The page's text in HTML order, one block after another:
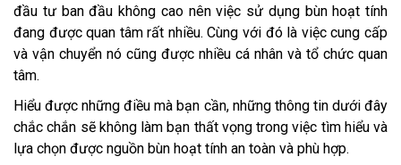
đầu tư ban đầu không cao nên việc sử dụng bùn hoạt tính
đang được quan tâm rất nhiều. Cùng với đó là việc cung cấp
và vận chuyển nó cũng được nhiều cá nhân và tổ chức quan
tâm.
Hiểu được những điều mà bạn cần, những thông tin dưới đây
chắc chắn sẽ không làm bạn thất vọng trong việc tìm hiểu và
lựa chọn được nguồn bùn hoạt tính an toàn và phù hợp.